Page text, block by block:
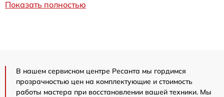
Показать полностью
В нашем сервисном центре Ресанта мы гордимся
прозрачностью цен на комплектующие и стоимость
работы мастера при восстановлении вашей техники. Мы